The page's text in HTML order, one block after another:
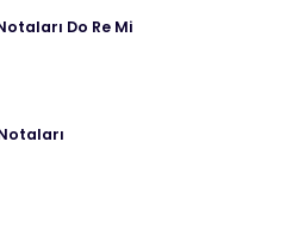
Do Re Mi